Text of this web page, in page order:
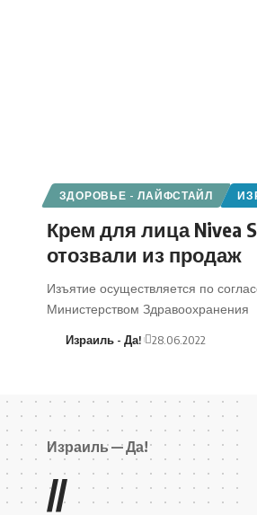
ЗДОРОВЬЕ - ЛАЙФСТАЙЛ
Крем для лица Nivea
отозвали из продаж
Изъятие осуществляется по
Министерством Здравоохранения
Израиль - Да! 28.06.2022
Израиль — Да!
//